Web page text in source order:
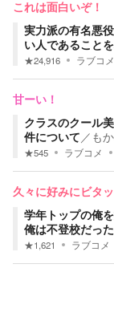
これは面白いぞ！
実力派の有名悪
い人であること
★24,916 ラブコメ
甘ーい！
クラスのクール
件について ／ も
★545 ラブコメ
久々に好みにビタ
学年トップの俺
俺は不登校だっ
★1,621 ラブコメ